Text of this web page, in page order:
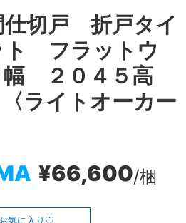
切戸 折戸タイ
フラットウ
２０４５高
ライトオーカー
¥66,600/梱
お気に入り